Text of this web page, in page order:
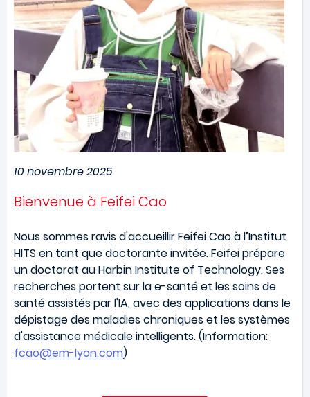
10 novembre 2025
Bienvenue à Feifei Cao
Nous sommes ravis d'accueillir Feifei Cao à l’Institut
HITS en tant que doctorante invitée. Feifei prépare
un doctorat au Harbin Institute of Technology. Ses
recherches portent sur la e-santé et les soins de
santé assistés par l'IA, avec des applications dans le
dépistage des maladies chroniques et les systèmes
d'assistance médicale intelligents. (Information:
fcao@em-lyon.com)